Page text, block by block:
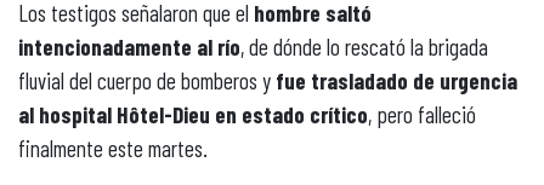
Los testigos señalaron que el hombre saltó
intencionadamente al río, de dónde lo rescató la brigada
fluvial del cuerpo de bomberos y fue trasladado de urgencia
al hospital Hôtel-Dieu en estado crítico, pero falleció
finalmente este martes.